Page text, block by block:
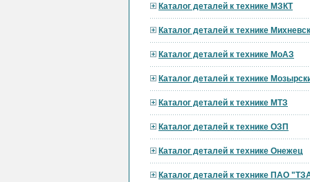
Каталог деталей к технике МЗКТ
Каталог деталей к технике
Каталог деталей к технике МоАЗ
Каталог деталей к технике
Каталог деталей к технике МТЗ
Каталог деталей к технике ОЗП
Каталог деталей к технике Онежец
Каталог деталей к технике ПАО